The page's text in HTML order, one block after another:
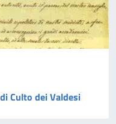
Culto dei Valdesi